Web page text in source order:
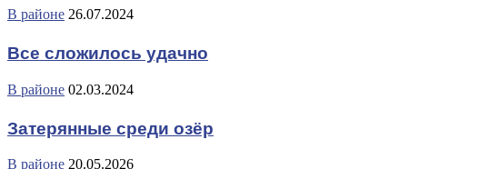
В районе 26.07.2024
Все сложилось удачно
В районе 02.03.2024
Затерянные среди озёр
В районе 20.05.2026